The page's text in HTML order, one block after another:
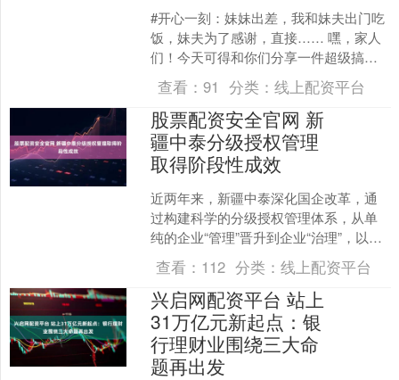
#开心一刻：妹妹出差，我和妹夫出门吃
饭，妹夫为了感谢，直接…… 嘿，家人
们！今天可得和你们分享一件超级搞笑
的事儿，那可真是让人笑到肚子疼，现
在想起来都忍不住捧腹....
查看：91 分类：线上配资平台
股票配资安全官网 新
疆中泰分级授权管理
取得阶段性成效
近两年来，新疆中泰深化国企改革，通
过构建科学的分级授权管理体系，从单
纯的企业“管理”晋升到企业“治理”，以清
晰的权责系统铺就企业运营的高速轨
道。 针对企业规模不....
查看： 112 分类： 线上配资平台
兴启网配资平台 站上
31万亿元新起点：银
行理财业围绕三大命
题再出发